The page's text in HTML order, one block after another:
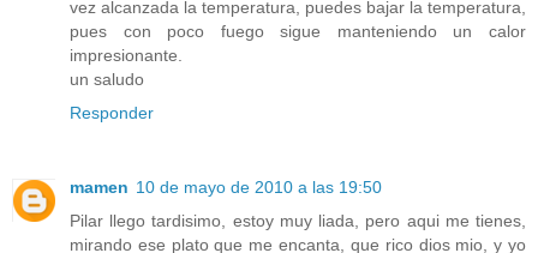
vez alcanzada la temperatura, puedes bajar la temperatura,
pues con poco fuego sigue manteniendo un calor
impresionante.
un saludo
Responder
mamen 10 de mayo de 2010 a las 19:50
Pilar llego tardisimo, estoy muy liada, pero aqui me tienes,
mirando ese plato que me encanta, que rico dios mio, y yo